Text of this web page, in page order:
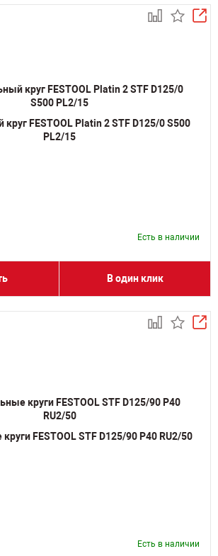
FESTOOL Platin 2 STF D125/0 S500
PL2/15
Есть в наличии
В один клик
FESTOOL STF D125/90 P40 RU2/50
Есть в наличии